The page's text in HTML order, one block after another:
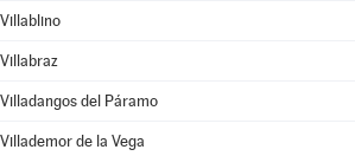
Villablino
Villabraz
Villadangos del Páramo
Villademor de la Vega